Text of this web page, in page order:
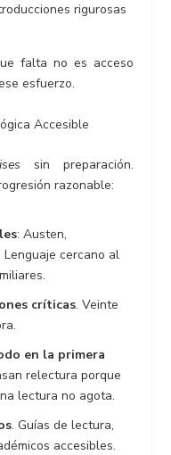
rigurosas
falta no es acceso
esfuerzo.
Accesible
sin preparación.
razonable:
: Austen,
cercano al
críticas. Veinte
en la primera
relectura porque
lectura no agota.
. Guías de lectura,
accesibles.